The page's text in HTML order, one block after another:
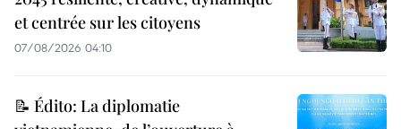
et centrée sur les citoyens
07/08/2026 04:10
📝 Édito: La diplomatie